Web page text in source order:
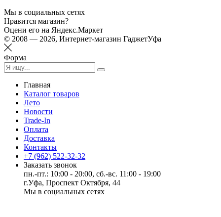
Мы в социальных сетях
Нравится магазин?
Оцени его на Яндекс.Маркет
© 2008 — 2026, Интернет-магазин ГаджетУфа
Форма
Главная
Каталог товаров
Лето
Новости
Trade-In
Оплата
Доставка
Контакты
+7 (962) 522-32-32
Заказать звонок
пн.-пт.: 10:00 - 20:00, сб.-вс. 11:00 - 19:00
г.Уфа, Проспект Октября, 44
Мы в социальных сетях